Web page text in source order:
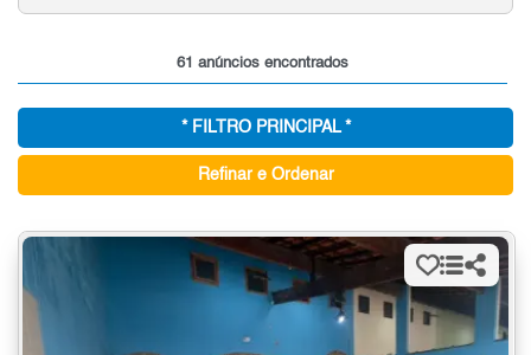
61 anúncios encontrados
* FILTRO PRINCIPAL *
Refinar e Ordenar